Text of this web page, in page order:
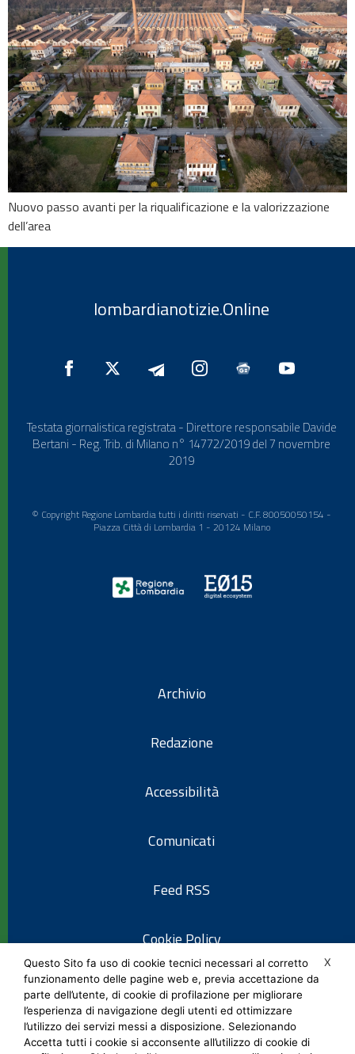
Nuovo passo avanti per la riqualificazione e la valorizzazione
dell’area
lombardianotizie.Online
Testata giornalistica registrata - Direttore responsabile Davide
Bertani - Reg. Trib. di Milano n° 14772/2019 del 7 novembre
2019
© Copyright Regione Lombardia tutti i diritti riservati - C.F. 80050050154 -
Piazza Città di Lombardia 1 - 20124 Milano
Archivio
Redazione
Accessibilità
Comunicati
Feed RSS
Cookie Policy
Informativa privacy
Note legali
X
Questo Sito fa uso di cookie tecnici necessari al corretto
funzionamento delle pagine web e, previa accettazione da
parte dell’utente, di cookie di profilazione per migliorare
l’esperienza di navigazione degli utenti ed ottimizzare
l’utilizzo dei servizi messi a disposizione. Selezionando
Accetta tutti i cookie si acconsente all’utilizzo di cookie di